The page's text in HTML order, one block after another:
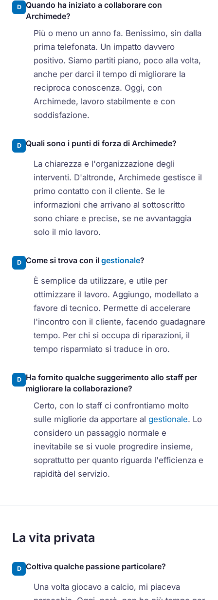
D
Quando ha iniziato a collaborare con
Archimede?
Più o meno un anno fa. Benissimo, sin dalla
prima telefonata. Un impatto davvero
positivo. Siamo partiti piano, poco alla volta,
anche per darci il tempo di migliorare la
reciproca conoscenza. Oggi, con
Archimede, lavoro stabilmente e con
soddisfazione.
D Quali sono i punti di forza di Archimede?
La chiarezza e l'organizzazione degli
interventi. D'altronde, Archimede gestisce il
primo contatto con il cliente. Se le
informazioni che arrivano al sottoscritto
sono chiare e precise, se ne avvantaggia
solo il mio lavoro.
D Come si trova con ilgestionale?
È semplice da utilizzare, e utile per
ottimizzare il lavoro. Aggiungo, modellato a
favore di tecnico. Permette di accelerare
l'incontro con il cliente, facendo guadagnare
tempo. Per chi si occupa di riparazioni, il
tempo risparmiato si traduce in oro.
D
Ha fornito qualche suggerimento allo staff per
migliorare la collaborazione?
Certo, con lo staff ci confrontiamo molto
sulle migliorie da apportare algestionale. Lo
considero un passaggio normale e
inevitabile se si vuole progredire insieme,
soprattutto per quanto riguarda l'efficienza e
rapidità del servizio.
La vita privata
D Coltiva qualche passione particolare?
Una volta giocavo a calcio, mi piaceva